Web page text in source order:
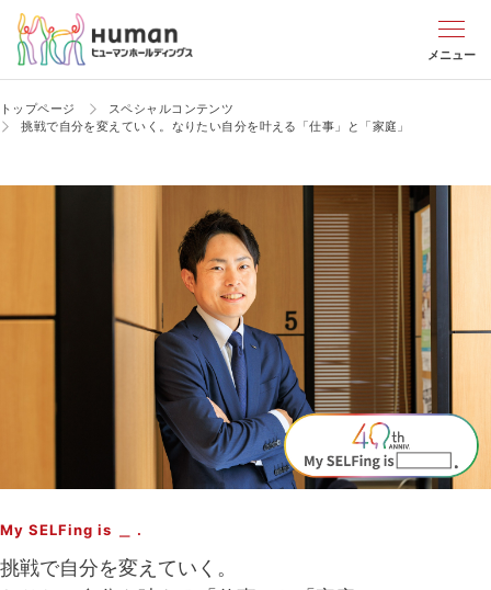
メニュー
トップページ
スペシャルコンテンツ
挑戦で自分を変えていく。 なりたい自分を叶える「仕事」と「家庭」
My SELFing is ＿ .
挑戦で自分を変えていく。